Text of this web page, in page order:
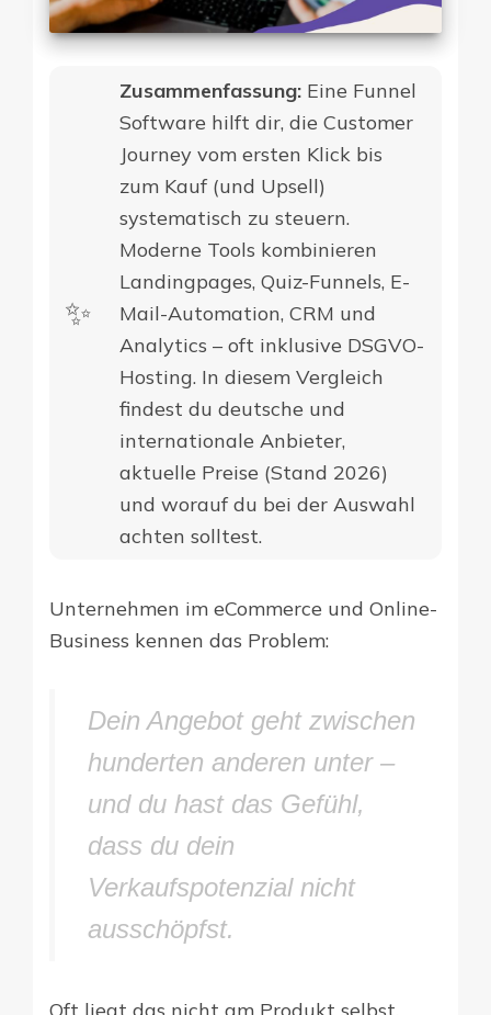
✨​
Zusammenfassung: Eine Funnel
Software hilft dir, die Customer
Journey vom ersten Klick bis
zum Kauf (und Upsell)
systematisch zu steuern.
Moderne Tools kombinieren
Landingpages, Quiz-Funnels, E-
Mail-Automation, CRM und
Analytics – oft inklusive DSGVO-
Hosting. In diesem Vergleich
findest du deutsche und
internationale Anbieter,
aktuelle Preise (Stand 2026)
und worauf du bei der Auswahl
achten solltest.
Unternehmen im eCommerce und Online-
Business kennen das Problem:
Dein Angebot geht zwischen
hunderten anderen unter –
und du hast das Gefühl,
dass du dein
Verkaufspotenzial nicht
ausschöpfst.
Oft liegt das nicht am Produkt selbst,